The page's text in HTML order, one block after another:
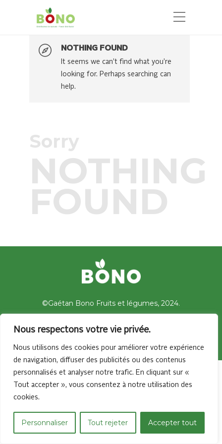
Nous respectons votre vie privée.
Nous utilisons des cookies pour améliorer votre expérience
de navigation, diffuser des publicités ou des contenus
personnalisés et analyser notre trafic. En cliquant sur «
Tout accepter », vous consentez à notre utilisation des
cookies.
Personnaliser Tout rejeter Accepter tout
NOTHING FOUND
It seems we can’t find what you’re
looking for. Perhaps searching can
help.
Sorry
NOTHING
FOUND
©Gaétan Bono Fruits et légumes, 2024.